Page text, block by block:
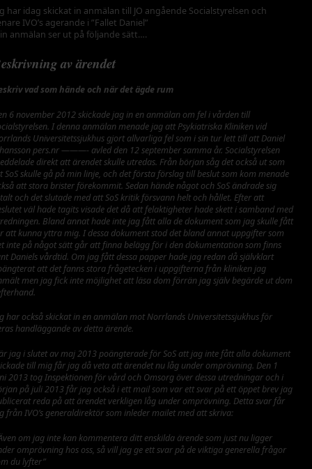
har idag skickat in anmälan till JO angående Socialstyrelsen och
IVO’s agerande i ”Fallet Daniel”
anmälan ser ut på följande sätt….
av ärendet
vad som hände och när det ägde rum
6 november 2012 skickade jag in en anmälan om fel i vården till
I denna anmälan menade jag att Psykiatriska Kliniken vid
Universitetssjukhus gjort allvarliga fel som i sin tur lett till att Daniel
pers.nr ———- avled den 12 september samma år. Socialstyrelsen
direkt att ärendet skulle utredas. Från början såg det också ut som
SoS skulle gå på min linje, och det första förslag till beslut som kom menade
att stora brister förekommit. Sedan hände något och SoS ändrade sig
och det slutade med att SoS kritik försvann helt och hållet. Efter att
väl hade tagits visade det då att felaktigheter hade skett i samband med
Bland annat hade inte jag fått alla de dokument som jag skulle fått
att kunna yttra mig. I dessa dokument stod det bland annat uppgifter som
inte på något sätt går att finna belägg för i den dokumentation som finns
Daniels vårdtid. Om jag fått dessa papper hade jag redan då självklart
att det fanns stora frågetecken i uppgifterna från kliniken jag
men jag fick inte möjlighet att läsa dom förrän jag själv begärde ut dom
har också skickat in en anmälan mot Norrlands Universitetssjukhus för
handläggande av detta ärende.
jag i slutet av maj 2013 poängterade för SoS att jag inte fått alla dokument
till mig får jag då veta att ärendet nu låg under omprövning. Den 1
2013 tog Inspektionen för vård och Omsorg över dessa utredningar och i
på juli 2013 får jag också i ett mail som var ett svar på ett öppet brev jag
reda på att ärendet verkligen låg under omprövning. Detta svar får
från IVO’s generaldirektör som inleder mailet med att skriva:
om jag inte kan kommentera ditt enskilda ärende som just nu ligger
omprövning hos oss, så vill jag ge ett svar på de viktiga generella frågor
du lyfter”